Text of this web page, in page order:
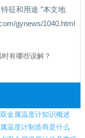
征和用途 ”本文地
gynews/1040.html
有哪些误解？
金属温度计知识概述
温度计制造商是什么